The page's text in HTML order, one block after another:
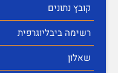
קובץ נתונים
רשימה ביבליוגרפית
שאלון